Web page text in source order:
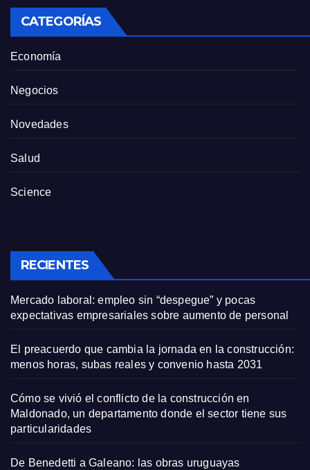
CATEGORÍAS
Economía
Negocios
Novedades
Salud
Science
RECIENTES
Mercado laboral: empleo sin “despegue” y pocas
expectativas empresariales sobre aumento de personal
El preacuerdo que cambia la jornada en la construcción:
menos horas, subas reales y convenio hasta 2031
Cómo se vivió el conflicto de la construcción en
Maldonado, un departamento donde el sector tiene sus
particularidades
De Benedetti a Galeano: las obras uruguayas